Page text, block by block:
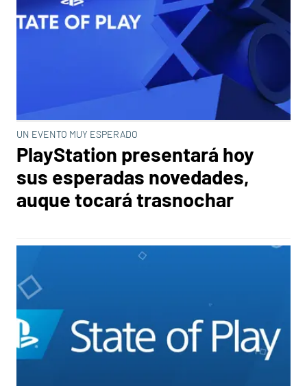
UN EVENTO MUY ESPERADO
PlayStation presentará hoy
sus esperadas novedades,
auque tocará trasnochar